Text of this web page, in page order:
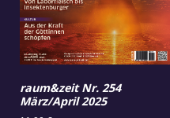
raum&zeit Nr. 254
März/April 2025